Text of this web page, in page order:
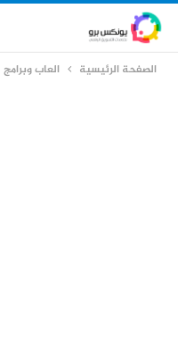
الصفحة الرئيسية العاب وبرامج